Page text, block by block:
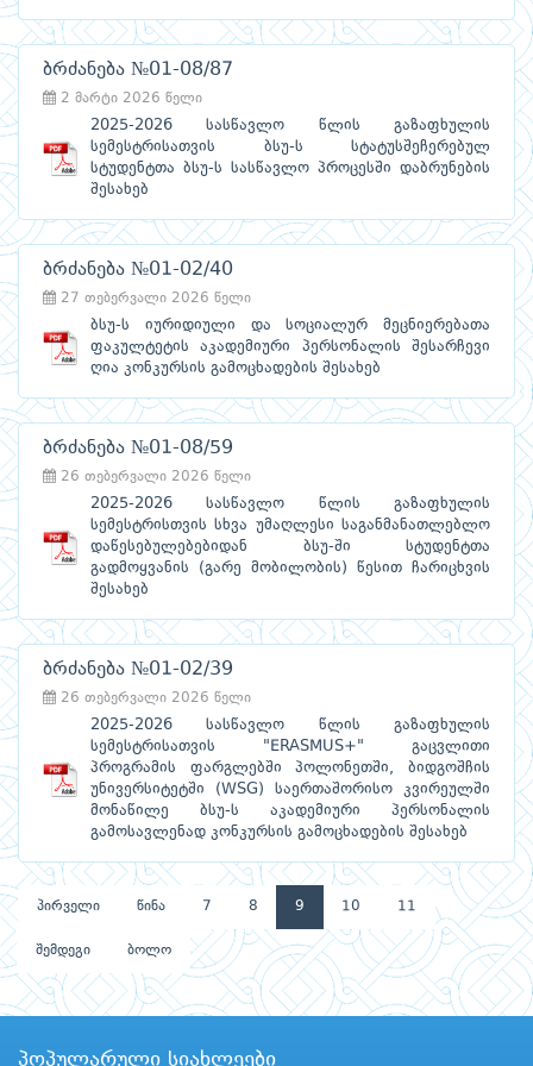
ბრძანება №01-08/87
2 მარტი 2026 წელი
2025-2026 სასწავლო წლის გაზაფხულის
სემესტრისათვის ბსუ-ს სტატუსშეჩერებულ
სტუდენტთა ბსუ-ს სასწავლო პროცესში დაბრუნების
შესახებ
ბრძანება №01-02/40
27 თებერვალი 2026 წელი
ბსუ-ს იურიდიული და სოციალურ მეცნიერებათა
ფაკულტეტის აკადემიური პერსონალის შესარჩევი
ღია კონკურსის გამოცხადების შესახებ
ბრძანება №01-08/59
26 თებერვალი 2026 წელი
2025-2026 სასწავლო წლის გაზაფხულის
სემესტრისთვის სხვა უმაღლესი საგანმანათლებლო
დაწესებულებებიდან ბსუ-ში სტუდენტთა
გადმოყვანის (გარე მობილობის) წესით ჩარიცხვის
შესახებ
ბრძანება №01-02/39
26 თებერვალი 2026 წელი
2025-2026 სასწავლო წლის გაზაფხულის
სემესტრისათვის "ERASMUS+" გაცვლითი
პროგრამის ფარგლებში პოლონეთში, ბიდგოშჩის
უნივერსიტეტში (WSG) საერთაშორისო კვირეულში
მონაწილე ბსუ-ს აკადემიური პერსონალის
გამოსავლენად კონკურსის გამოცხადების შესახებ
პირველი წინა 7 8 9 10 11
შემდეგი ბოლო
პოპულარული სიახლეები